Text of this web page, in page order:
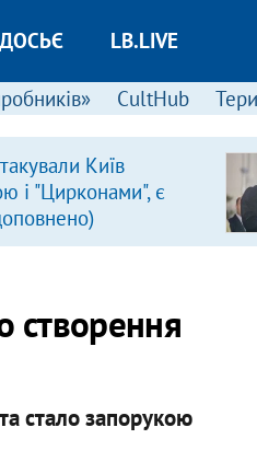
ДОСЬЄ LB.LIVE
CultHub
Київ
і "Цирконами", є
створення
стало запорукою